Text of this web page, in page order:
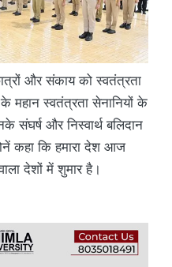
और संकाय को स्वतंत्रता
महान स्वतंत्रता सेनानियों के
संघर्ष और निस्वार्थ बलिदान
कहा कि हमारा देश आज
देशों में शुमार है।